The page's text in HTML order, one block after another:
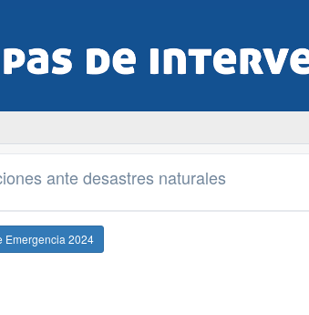
ante desastres naturales
Emergencia 2024